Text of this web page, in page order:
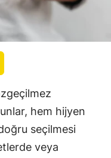
hem hijyen
seçilmesi
veya